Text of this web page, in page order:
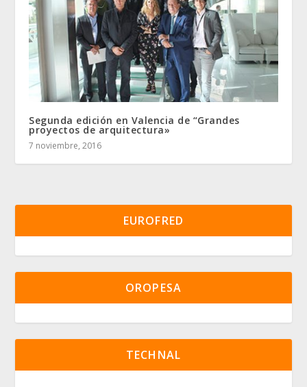
Segunda edición en Valencia de “Grandes
proyectos de arquitectura»
7 noviembre, 2016
EUROFRED
OROPESA
TECHNAL